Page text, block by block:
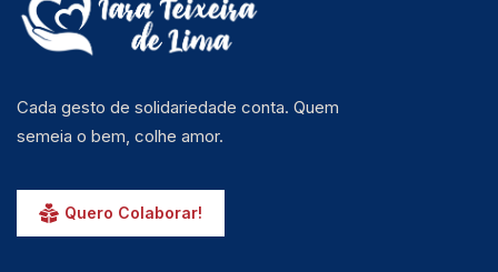
Cada gesto de solidariedade conta. Quem
semeia o bem, colhe amor.
Quero Colaborar!